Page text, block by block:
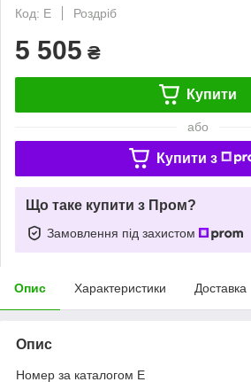
Код: E
Роздріб
5 505 ₴
Купити
або
Купити з
Що таке купити з Пром?
Замовлення під захистом
Опис Характеристики Доставка
Опис
Номер за каталогом Е